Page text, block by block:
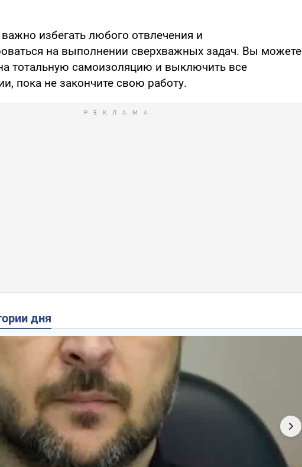
избегать любого отвлечения и
на выполнении сверхважных задач. Вы можете
тотальную самоизоляцию и выключить все
пока не закончите свою работу.
дня